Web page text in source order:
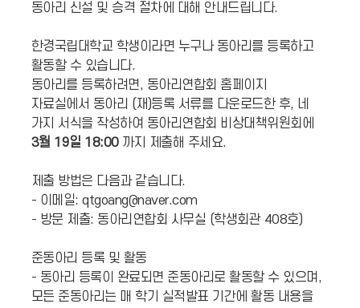
동아리 신설 및 승격 절차에 대해 안내드립니다.
한경국립대학교 학생이라면 누구나 동아리를 등록하고
활동할 수 있습니다.
동아리를 등록하려면, 동아리연합회 홈페이지
자료실에서 동아리 (재)등록 서류를 다운로드한 후, 네
가지 서식을 작성하여 동아리연합회 비상대책위원회에
3월 19일 18:00까지 제출해 주세요.
제출 방법은 다음과 같습니다.
- 이메일: qtgoang@naver.com
- 방문 제출: 동아리연합회 사무실 (학생회관 408호)
준동아리 등록 및 활동
- 동아리 등록이 완료되면 준동아리로 활동할 수 있으며,
모든 준동아리는 매 학기 실적발표 기간에 활동 내용을